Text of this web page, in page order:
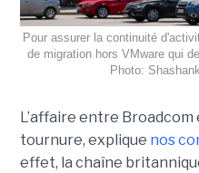
Pour assurer la continuité
de migration hors VMware qui
Photo:
L’affaire entre
tournure, explique nos
effet, la chaîne